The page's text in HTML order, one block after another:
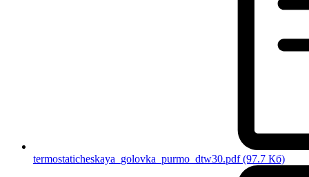
termostaticheskaya_golovka_purmo_dtw30.pdf(97.7 Кб)